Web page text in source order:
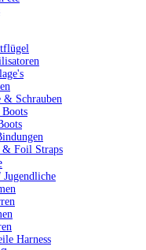
Schrauben
Foil Straps
Harness